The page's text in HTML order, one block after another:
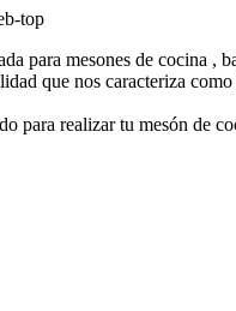
para mesones de cocina ,
que nos caracteriza
para realizar tu mesón de